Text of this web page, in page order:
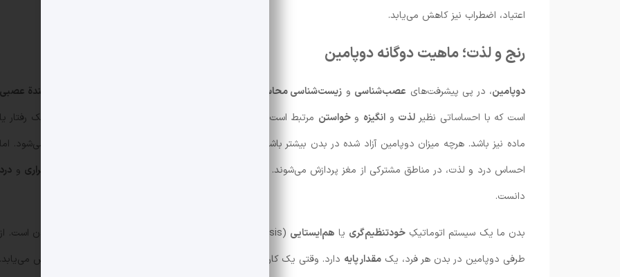
اعتیاد، اضطراب نیز کاهش می‌یابد.
رنج و لذت؛ ماهیت دوگانه دوپامین
دوپامین، در پی پیشرفت‌‌های عصب‌شناسی و زیست‌شناسی محاسباتی
انتقال‌دهندة عصبی
است که با احساساتی نظیر لذت وانگیزه وخواستن مرتبط است. از این رو می‌تواند شاخصی برای میزان اعتیادآور بودن یک رفتار یا
ماده نیز باشد. هرچه میزان دوپامین آزاد شده در بدن بیشتر باشد، منجر به لذت بیشتر و در نتیجه احتمال اعتیاد بیشتر می‌شود. اما
احساس درد و لذت، در مناطق مشترکی از مغز پردازش می‌شوند. در نتیجه می‌توان کمبود دوپامین را مساوی با نوعی
بی‌قراری و درد
دانست.
بدن ما یک سیستم اتوماتیکِ خودتنظیم‌گری یا هم‌ایستایی (Homeostasis) دارد که پیوسته به دنبال ایجاد
در بدن است. از
طرفی دوپامین در بدن هر فرد، یکمقدار پایه دارد. وقتی یک کار لذت‌بخش انجام می‌دهیم، ترشح دوپامین در بدن افزایش می‌یابد.